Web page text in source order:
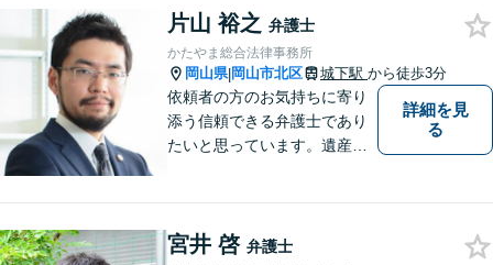
んなささいなことでも構いま
せん。お気軽にご相談くださ
い。【土曜日も受付可能】
【専用駐車場あり】
片山 裕之 弁護士
かたやま総合法律事務所
岡山県|岡山市北区 城下駅 から徒歩3分
依頼者の方のお気持ちに寄り
添う信頼できる弁護士であり
たいと思っています。遺産分
にご相談ください。
詳細を見
る
宮井 啓 弁護士